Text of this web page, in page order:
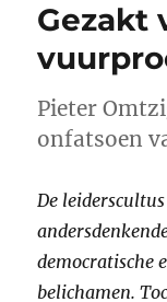
Gezakt
Pieter
onfatsoen
De
democratische
belichamen.